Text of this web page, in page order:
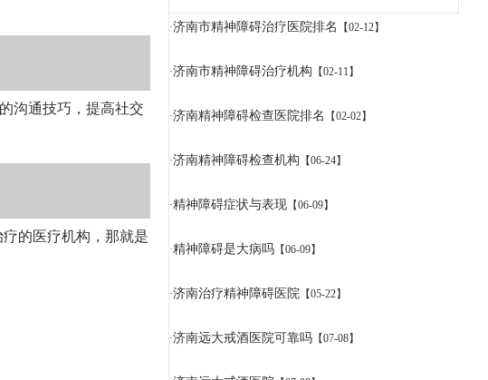
沟通技巧，提高社交
的医疗机构，那就是
·济南市精神障碍治疗医院排名 【02-12】
·济南市精神障碍治疗机构 【02-11】
·济南精神障碍检查医院排名 【02-02】
·济南精神障碍检查机构 【06-24】
·精神障碍症状与表现 【06-09】
·精神障碍是大病吗 【06-09】
·济南治疗精神障碍医院 【05-22】
·济南远大戒酒医院可靠吗 【07-08】